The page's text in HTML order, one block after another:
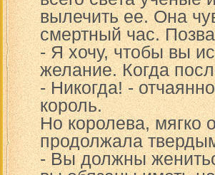
вылечить ее. Она
смертный час.
- Я хочу, чтобы вы
желание. Когда
- Никогда! -
король.
Но королева, мягко
продолжала
- Вы должны